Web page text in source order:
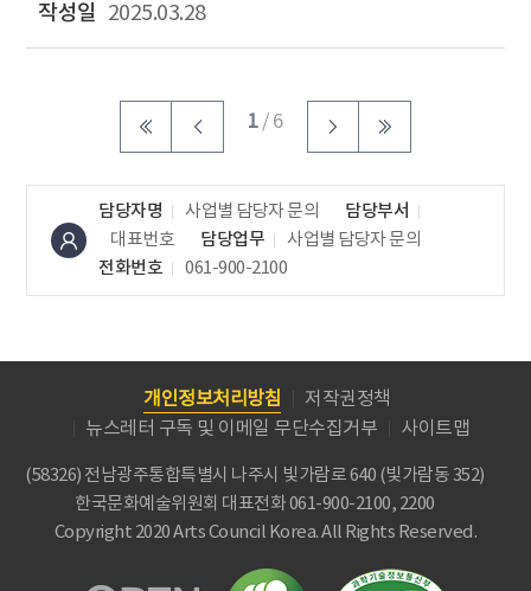
2025.03.28
1/ 6
담당자명 사업별 담당자 문의
담당부서
대표번호
담당업무
사업별 담당자 문의
전화번호
061-900-2100
개인정보처리방침
저작권정책
뉴스레터 구독 및 이메일 무단수집거부
사이트맵
(58326) 전남광주통합특별시 나주시 빛가람로 640 (빛가람동 352)
한국문화예술위원회 대표전화 061-900-2100, 2200
Copyright 2020 Arts Council Korea. All Rights Reserved.